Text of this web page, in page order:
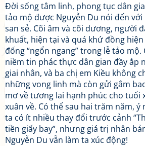
Đời sống tâm linh, phong tục dân
tảo mộ được Nguyễn Du nói đến
san sẻ. Cõi âm và cõi dương, người
khuất, hiện tại và quá khứ đồng
đống “ngổn ngang” trong lễ tảo
niềm tin phác thực dân gian đầy ắp
giai nhân, và ba chị em Kiều không
những vong linh mà còn gửi gắm
mơ về tương lai hạnh phúc cho tuổi
xuân về. Có thể sau hai trăm năm, ý
ta có ít nhiều thay đổi trước cảnh
tiền giấy bay”, nhưng giá trị nhân
Nguyễn Du vẫn làm ta xúc động!